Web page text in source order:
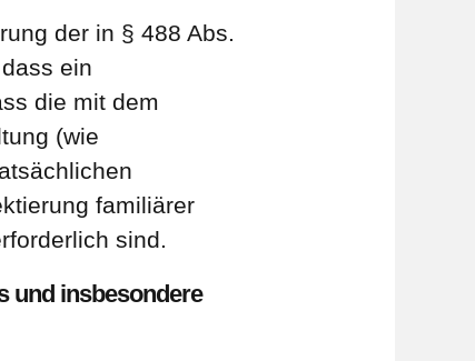
der in § 488 Abs.
ein
die mit dem
(wie
familiärer
sind.
und insbesondere